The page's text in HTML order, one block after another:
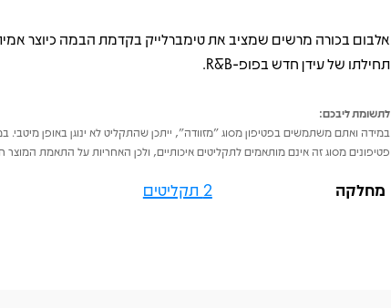
אלבום בכורה מרשים שמציב את טימברלייק בקדמת הבמה כיוצר
תחילתו של עידן חדש בפופ-R&B.
לתשומת ליבכם:
במידה ואתם משתמשים בפטיפון מסוג "מזוודה", ייתכן שהתקליט לא ינוגן באופן מיטבי.
פטיפונים מסוג זה אינם מותאמים לתקליטים איכותיים, ולכן האחריות על התאמת
מחלקה 2 תקליטים